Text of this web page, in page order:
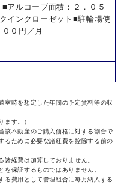
アルコーブ面積：２．０５
インクローゼット■駐輪場使
０円／月
室時を想定した年間の予定賃料等の収
ます。）
該不動産のご購入価格に対する割合で
るために必要な諸経費を控除する前の
経費は加算しておりません。
を保証するものではありません。
る費用として管理組合に毎月納入する